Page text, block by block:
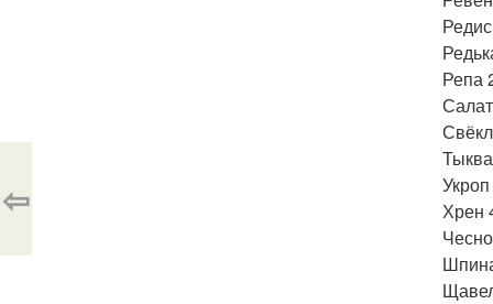
Репа
Хрен
⇦